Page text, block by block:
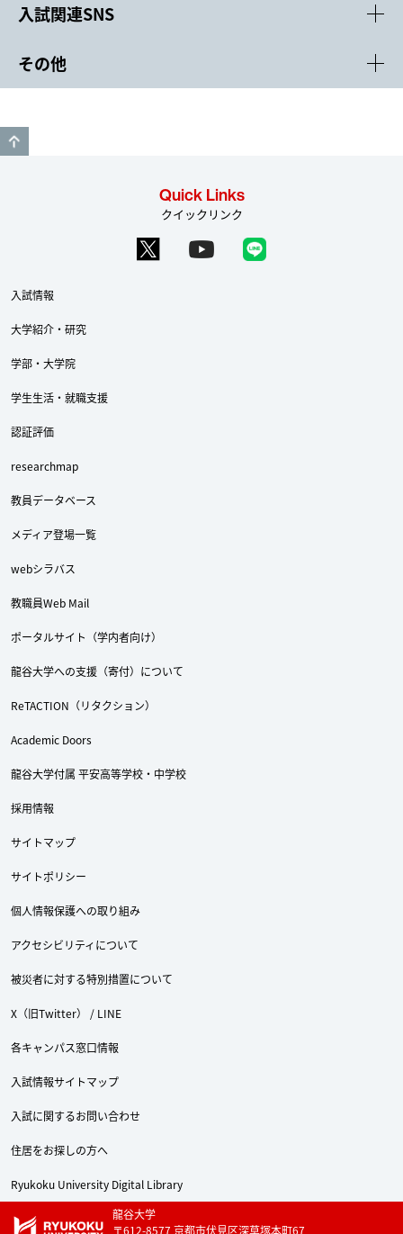
入試関連SNS
その他
Quick Links
クイックリンク
入試情報
大学紹介・研究
学部・大学院
学生生活・就職支援
認証評価
researchmap
教員データベース
メディア登場一覧
webシラバス
教職員Web Mail
ポータルサイト（学内者向け）
龍谷大学への支援（寄付）について
ReTACTION（リタクション）
Academic Doors
龍谷大学付属 平安高等学校・中学校
採用情報
サイトマップ
サイトポリシー
個人情報保護への取り組み
アクセシビリティについて
被災者に対する特別措置について
X（旧Twitter） / LINE
各キャンパス窓口情報
入試情報サイトマップ
入試に関するお問い合わせ
住居をお探しの方へ
Ryukoku University Digital Library
龍谷大学
〒612-8577 京都市伏見区深草塚本町67